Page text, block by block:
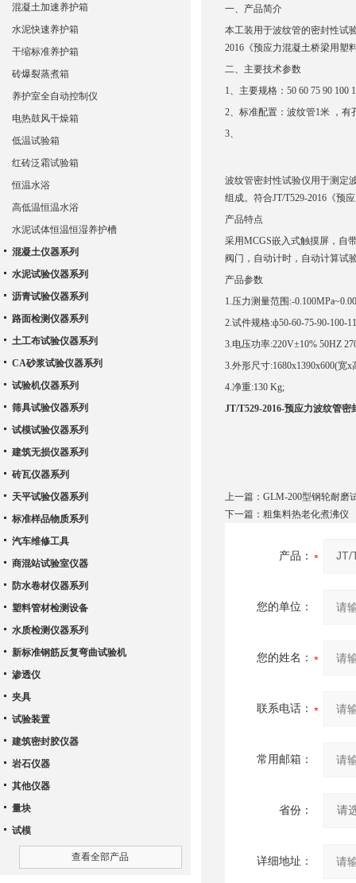
一、产品简介
本工装用于波纹管的密封性试
2016《预应力混凝土桥梁用塑
二、主要技术参数
1、主要规格：50 60 75 90 100
2、标准配置：波纹管1米 ，有
3、
波纹管密封性试验仪用于测定
组成。符合JT/T529-2016《预
产品特点
采用MCGS嵌入式触摸屏，自
阀门，自动计时，自动计算试
产品参数
1.压力测量范围:-
2.试件规格:ф50-60-75-90-100-
3.电压功率:220V±10% 50HZ
3.外形尺寸:1680x1390x600(宽x
4.净重:130 Kg;
JT/T529-2016-预应力波纹管密
上一篇： GLM-200型钢轮耐磨
下一篇： 粗集料热老化煮沸仪
产品：
您的单位：
您的姓名：
联系电话：
常用邮箱：
省份：
详细地址：
混凝土加速养护箱
水泥快速养护箱
干缩标准养护箱
砖爆裂蒸煮箱
养护室全自动控制仪
电热鼓风干燥箱
低温试验箱
红砖泛霜试验箱
恒温水浴
高低温恒温水浴
水泥试体恒温恒湿养护槽
混凝土仪器系列
水泥试验仪器系列
沥青试验仪器系列
路面检测仪器系列
土工布试验仪器系列
CA砂浆试验仪器系列
试验机仪器系列
筛具试验仪器系列
试模试验仪器系列
建筑无损仪器系列
砖瓦仪器系列
天平试验仪器系列
标准样品物质系列
汽车维修工具
商混站试验室仪器
防水卷材仪器系列
塑料管材检测设备
水质检测仪器系列
新标准钢筋反复弯曲试验机
渗透仪
夹具
试验装置
建筑密封胶仪器
岩石仪器
其他仪器
量块
试模
查看全部产品